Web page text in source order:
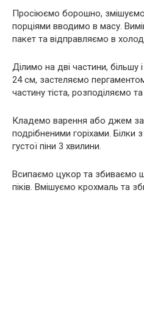
Просіюємо борошно,
порціями вводимо в масу.
пакет та відправляємо в
Ділимо на дві частини,
24 см, застеляємо
частину тіста, розподіляємо
Кладемо варення або джем
подрібненими горіхами.
густої піни 3 хвилини.
Всипаємо цукор та збиваємо
піків. Вмішуємо крохмаль та